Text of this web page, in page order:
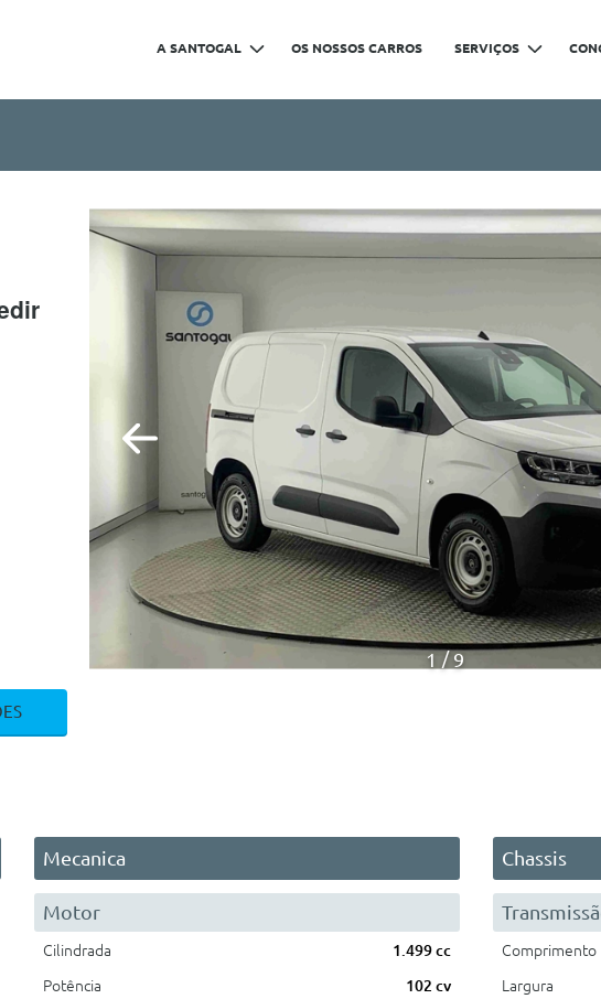
A SANTOGAL OS NOSSOS CARROS SERVIÇOS
1 9
Mecanica
Motor
Cilindrada
1.499 cc
Potência
102 cv
Chassis
Comprimento
Largura